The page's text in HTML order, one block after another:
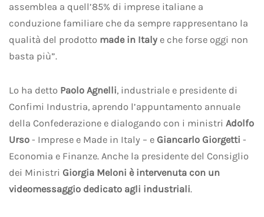
assemblea a quell’85% di imprese italiane a
conduzione familiare che da sempre rappresentano la
qualità del prodotto made in Italy e che forse oggi non
basta più”.
Lo ha detto Paolo Agnelli, industriale e presidente di
Confimi Industria, aprendo l’appuntamento annuale
della Confederazione e dialogando con i ministri Adolfo
Urso - Imprese e Made in Italy – e Giancarlo Giorgetti -
Economia e Finanze. Anche la presidente del Consiglio
dei Ministri Giorgia Meloni è intervenuta con un
videomessaggio dedicato agli industriali.